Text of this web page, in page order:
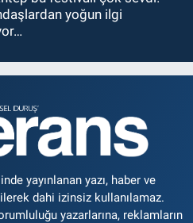
yoğun ilgi
yayınlanan yazı, haber ve
dahi izinsiz kullanılamaz.
yazarlarına, reklamların